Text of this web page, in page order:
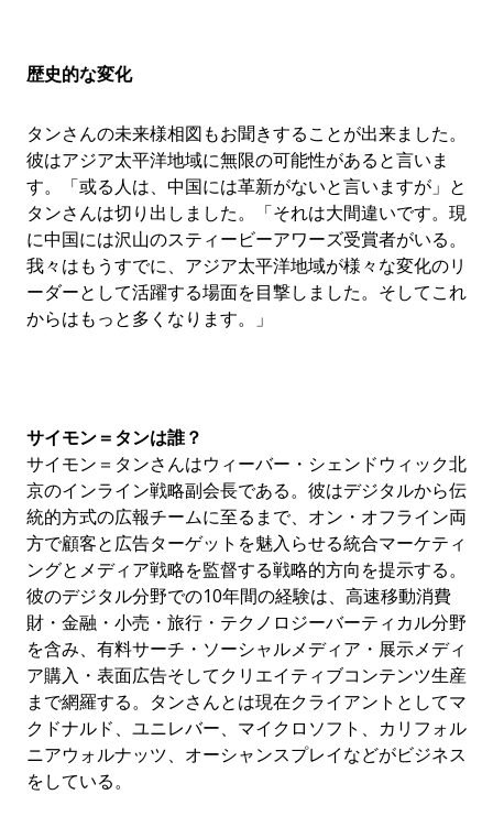
歴史的な変化
タンさんの未来様相図もお聞きすることが出来ました。
彼はアジア太平洋地域に無限の可能性があると言いま
す。「或る人は、中国には革新がないと言いますが」と
タンさんは切り出しました。「それは大間違いです。現
に中国には沢山のスティービーアワーズ受賞者がいる。
我々はもうすでに、アジア太平洋地域が様々な変化のリ
ーダーとして活躍する場面を目撃しました。そしてこれ
からはもっと多くなります。」
サイモン＝タンは誰？
サイモン＝タンさんはウィーバー・シェンドウィック北
京のインライン戦略副会長である。彼はデジタルから伝
統的方式の広報チームに至るまで、オン・オフライン両
方で顧客と広告ターゲットを魅入らせる統合マーケティ
ングとメディア戦略を監督する戦略的方向を提示する。
彼のデジタル分野での10年間の経験は、高速移動消費
財・金融・小売・旅行・テクノロジーバーティカル分野
を含み、有料サーチ・ソーシャルメディア・展示メディ
ア購入・表面広告そしてクリエイティブコンテンツ生産
まで網羅する。タンさんとは現在クライアントとしてマ
クドナルド、ユニレバー、マイクロソフト、カリフォル
ニアウォルナッツ、オーシャンスプレイなどがビジネス
をしている。